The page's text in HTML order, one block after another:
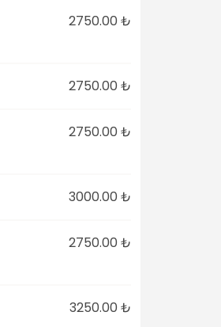
2750.00 ₺
2750.00 ₺
2750.00 ₺
3000.00 ₺
2750.00 ₺
3250.00 ₺